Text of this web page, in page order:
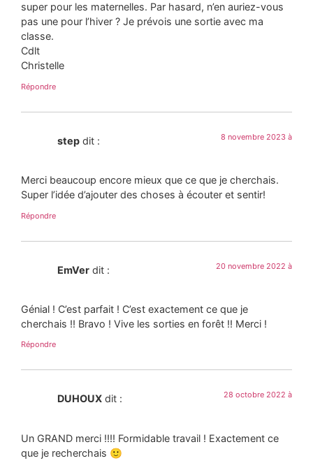
super pour les maternelles. Par hasard, n’en auriez-vous
pas une pour l’hiver ? Je prévois une sortie avec ma
classe.
Cdlt
Christelle
Répondre
step dit : 8 novembre 2023 à
Merci beaucoup encore mieux que ce que je cherchais.
Super l’idée d’ajouter des choses à écouter et sentir!
Répondre
EmVer dit : 20 novembre 2022 à
Génial ! C’est parfait ! C’est exactement ce que je
cherchais !! Bravo ! Vive les sorties en forêt !! Merci !
Répondre
DUHOUX dit : 28 octobre 2022 à
Un GRAND merci !!!! Formidable travail ! Exactement ce
que je recherchais 🙂